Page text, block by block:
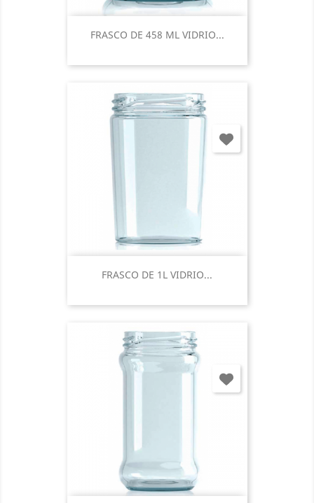
FRASCO DE 458 ML VIDRIO...
FRASCO DE 1L VIDRIO...